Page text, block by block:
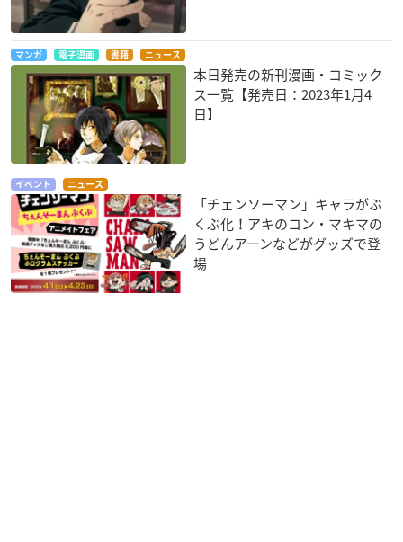
マンガ 電子漫画 書籍 ニュース
本日発売の新刊漫画・コミック
ス一覧【発売日：2023年1月4
日】
イベント ニュース
「チェンソーマン」キャラがぶ
くぶ化！アキのコン・マキマの
うどんアーンなどがグッズで登
場